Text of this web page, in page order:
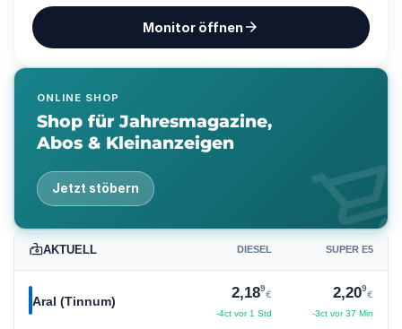
Monitor öffnenarrow_forward
ONLINE SHOP
Shop für Jahresmagazine,
Abos & Kleinanzeigen
Jetzt stöbern
AKTUELL DIESEL SUPER E5
Aral (Tinnum) 2,189
€
-4ct vor 1 Std
2,209
€
-3ct vor 37 Min